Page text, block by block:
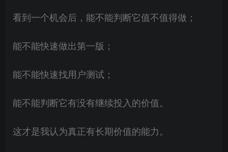
看到一个机会后，能不能判断它值不值得做；
能不能快速做出第一版；
能不能快速找用户测试；
能不能判断它有没有继续投入的价值。
这才是我认为真正有长期价值的能力。